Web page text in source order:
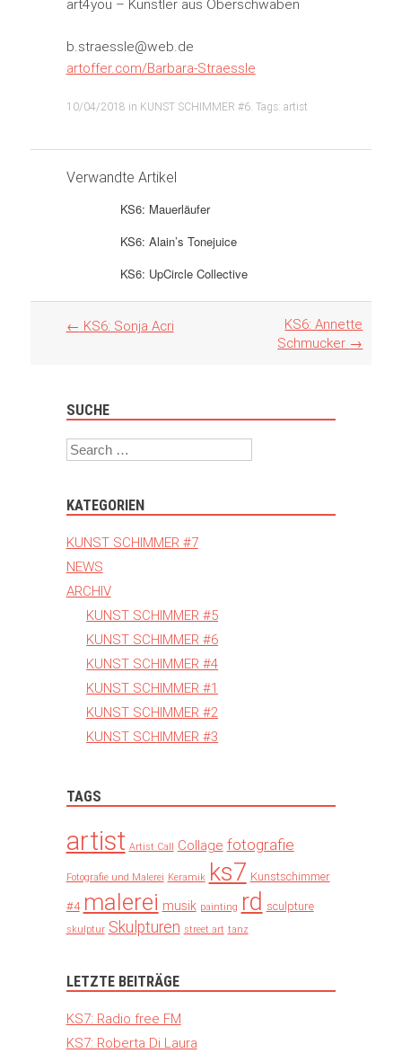
art4you – Künstler aus Oberschwaben
b.straessle@web.de
artoffer.com/Barbara-Straessle
10/04/2018 in KUNST SCHIMMER #6. Tags: artist
Verwandte Artikel
KS6: Mauerläufer
KS6: Alain’s Tonejuice
KS6: UpCircle Collective
Artikel
← KS6: Sonja Acri
KS6: Annette
Schmucker →
SUCHE
Search
KATEGORIEN
KUNST SCHIMMER #7
NEWS
ARCHIV
KUNST SCHIMMER #5
KUNST SCHIMMER #6
KUNST SCHIMMER #4
KUNST SCHIMMER #1
KUNST SCHIMMER #2
KUNST SCHIMMER #3
TAGS
artist Artist Call Collage fotografie
Fotografie und Malerei Keramik ks7 Kunstschimmer
#4 malerei musik painting rd sculpture
skulptur Skulpturen street art tanz
LETZTE BEITRÄGE
KS7: Radio free FM
KS7: Roberta Di Laura